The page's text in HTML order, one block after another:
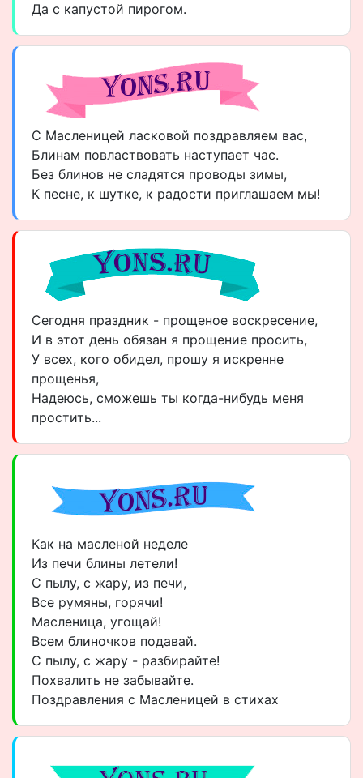
Да с капустой пирогом.
С Масленицей ласковой поздравляем вас,
Блинам повластвовать наступает час.
Без блинов не сладятся проводы зимы,
К песне, к шутке, к радости приглашаем мы!
Сегодня праздник - прощеное воскресение,
И в этот день обязан я прощение просить,
У всех, кого обидел, прошу я искренне
прощенья,
Надеюсь, сможешь ты когда-нибудь меня
простить...
Как на масленой неделе
Из печи блины летели!
С пылу, с жару, из печи,
Все румяны, горячи!
Масленица, угощай!
Всем блиночков подавай.
С пылу, с жару - разбирайте!
Похвалить не забывайте.
Поздравления с Масленицей в стихах